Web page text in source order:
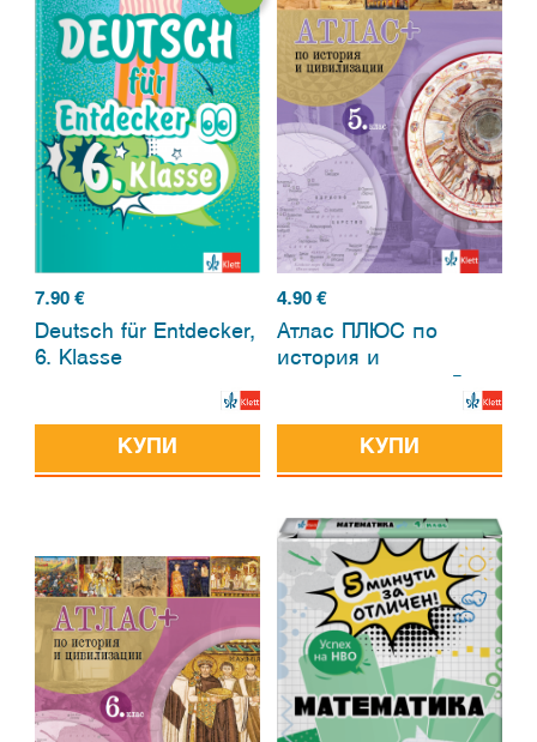
7.90 €
Deutsch für Entdecker,
6. Klasse
КУПИ
4.90€
Атлас ПЛЮС по
история и
КУПИ